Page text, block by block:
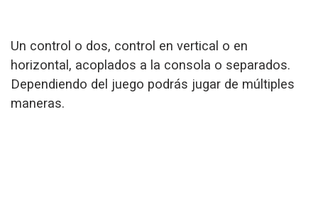
Un control o dos, control en vertical o en
horizontal, acoplados a la consola o separados.
Dependiendo del juego podrás jugar de múltiples
maneras.